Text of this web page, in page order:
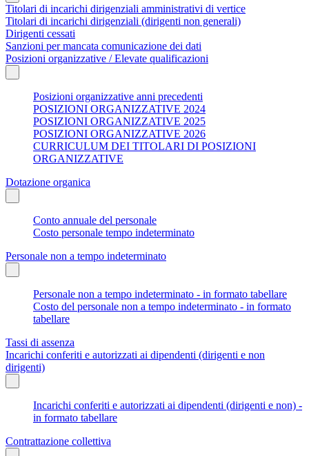
Titolari di incarichi dirigenziali amministrativi di vertice
Titolari di incarichi dirigenziali (dirigenti non generali)
Dirigenti cessati
Sanzioni per mancata comunicazione dei dati
Posizioni organizzative / Elevate qualificazioni
Posizioni organizzative anni precedenti
POSIZIONI ORGANIZZATIVE 2024
POSIZIONI ORGANIZZATIVE 2025
POSIZIONI ORGANIZZATIVE 2026
CURRICULUM DEI TITOLARI DI POSIZIONI
ORGANIZZATIVE
Dotazione organica
Conto annuale del personale
Costo personale tempo indeterminato
Personale non a tempo indeterminato
Personale non a tempo indeterminato - in formato tabellare
Costo del personale non a tempo indeterminato - in formato
tabellare
Tassi di assenza
Incarichi conferiti e autorizzati ai dipendenti (dirigenti e non
dirigenti)
Incarichi conferiti e autorizzati ai dipendenti (dirigenti e non) -
in formato tabellare
Contrattazione collettiva